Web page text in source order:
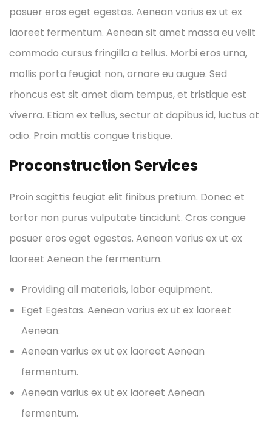
posuer eros eget egestas. Aenean varius ex ut ex
laoreet fermentum. Aenean sit amet massa eu velit
commodo cursus fringilla a tellus. Morbi eros urna,
mollis porta feugiat non, ornare eu augue. Sed
rhoncus est sit amet diam tempus, et tristique est
viverra. Etiam ex tellus, sectur at dapibus id, luctus at
odio. Proin mattis congue tristique.
Proconstruction Services
Proin sagittis feugiat elit finibus pretium. Donec et
tortor non purus vulputate tincidunt. Cras congue
posuer eros eget egestas. Aenean varius ex ut ex
laoreet Aenean the fermentum.
Providing all materials, labor equipment.
Eget Egestas. Aenean varius ex ut ex laoreet
Aenean.
Aenean varius ex ut ex laoreet Aenean
fermentum.
Aenean varius ex ut ex laoreet Aenean
fermentum.